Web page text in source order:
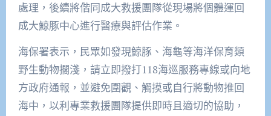
處理，後續將偕同成大救援團隊從現場將個體運回
成大鯨豚中心進行醫療與評估作業。
海保署表示，民眾如發現鯨豚、海龜等海洋保育類
野生動物擱淺，請立即撥打118海巡服務專線或向地
方政府通報，並避免圍觀、觸摸或自行將動物推回
海中，以利專業救援團隊提供即時且適切的協助，